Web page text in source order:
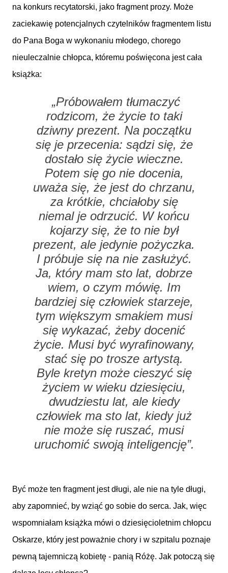
na konkurs recytatorski, jako fragment prozy. Może
zaciekawię potencjalnych czytelników fragmentem listu
do Pana Boga w wykonaniu młodego, chorego
nieuleczalnie chłopca, któremu poświęcona jest cała
książka:
„Próbowałem tłumaczyć
rodzicom, że życie to taki
dziwny prezent. Na początku
się je przecenia: sądzi się, że
dostało się życie wieczne.
Potem się go nie docenia,
uważa się, że jest do chrzanu,
za krótkie, chciałoby się
niemal je odrzucić. W końcu
kojarzy się, że to nie był
prezent, ale jedynie pożyczka.
I próbuje się na nie zasłużyć.
Ja, który mam sto lat, dobrze
wiem, o czym mówię. Im
bardziej się człowiek starzeje,
tym większym smakiem musi
się wykazać, żeby docenić
życie. Musi być wyrafinowany,
stać się po trosze artystą.
Byle kretyn może cieszyć się
życiem w wieku dziesięciu,
dwudziestu lat, ale kiedy
człowiek ma sto lat, kiedy już
nie może się ruszać, musi
uruchomić swoją inteligencję”.
Być może ten fragment jest długi, ale nie na tyle długi,
aby zapomnieć, by wziąć go sobie do serca. Jak, więc
wspomniałam książka mówi o dziesięcioletnim chłopcu
Oskarze, który jest poważnie chory i w szpitalu poznaje
pewną tajemniczą kobietę - panią Różę. Jak potoczą się